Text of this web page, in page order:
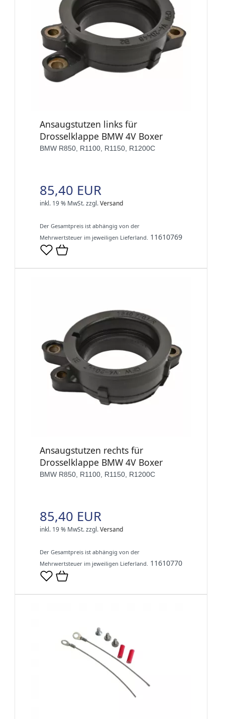
Ansaugstutzen links für
Drosselklappe BMW 4V Boxer
BMW R850, R1100, R1150, R1200C
85,40 EUR
inkl. 19 % MwSt.zzgl.Versand
Der Gesamtpreis ist abhängig von der
Mehrwertsteuer im jeweiligen Lieferland. 11610769
Ansaugstutzen rechts für
Drosselklappe BMW 4V Boxer
BMW R850, R1100, R1150, R1200C
85,40 EUR
inkl. 19 % MwSt.zzgl.Versand
Der Gesamtpreis ist abhängig von der
Mehrwertsteuer im jeweiligen Lieferland. 11610770